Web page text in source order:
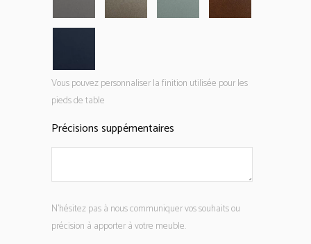
Vous pouvez personnaliser la finition utilisée pour les
pieds de table
Précisions suppémentaires
N'hésitez pas à nous communiquer vos souhaits ou
précision à apporter à votre meuble.